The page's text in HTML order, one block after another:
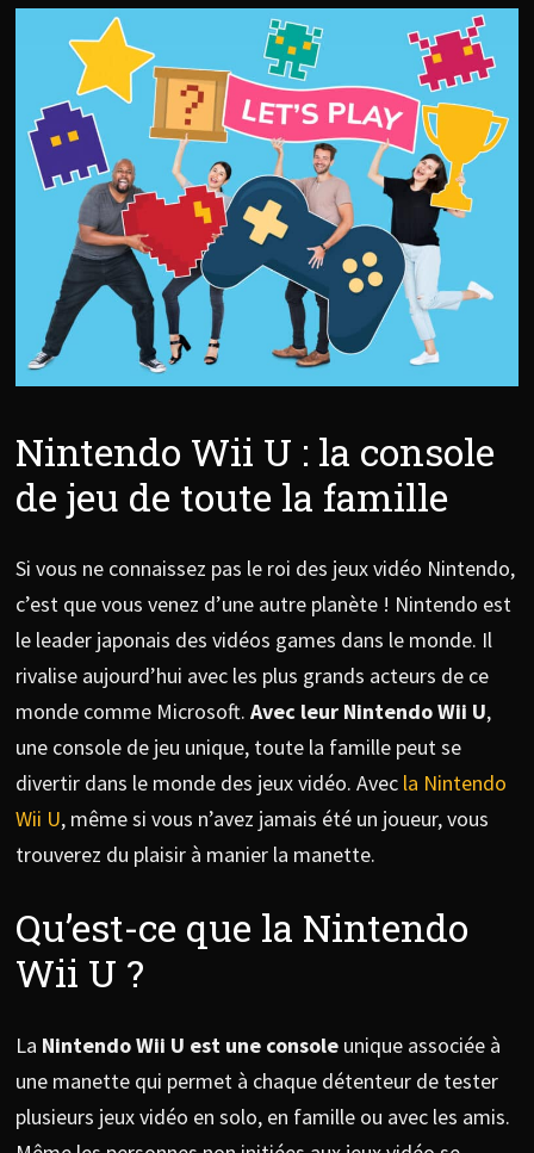
Nintendo Wii U : la console
de jeu de toute la famille
Si vous ne connaissez pas le roi des jeux vidéo Nintendo,
c’est que vous venez d’une autre planète ! Nintendo est
le leader japonais des vidéos games dans le monde. Il
rivalise aujourd’hui avec les plus grands acteurs de ce
monde comme Microsoft. Avec leur Nintendo Wii U,
une console de jeu unique, toute la famille peut se
divertir dans le monde des jeux vidéo. Avec la Nintendo
Wii U, même si vous n’avez jamais été un joueur, vous
trouverez du plaisir à manier la manette.
Qu’est-ce que la Nintendo
Wii U ?
La Nintendo Wii U est une console unique associée à
une manette qui permet à chaque détenteur de tester
plusieurs jeux vidéo en solo, en famille ou avec les amis.